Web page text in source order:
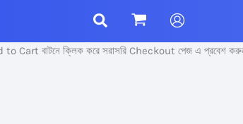
ক্লিক করে সরাসরি Checkout পেজ এ প্রবেশ করুন।